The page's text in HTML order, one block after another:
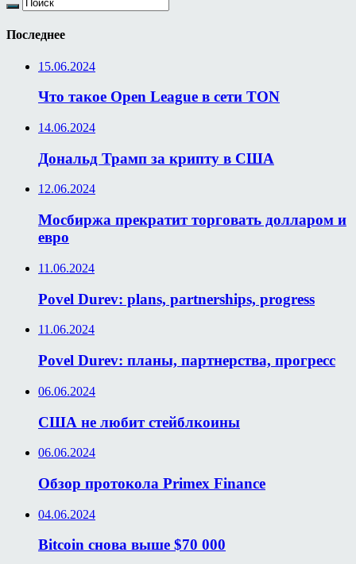
Последнее
15.06.2024
Что такое Open League в сети TON
14.06.2024
Дональд Трамп за крипту в США
12.06.2024
Мосбиржа прекратит торговать долларом и
евро
11.06.2024
Povel Durev: plans, partnerships, progress
11.06.2024
Povel Durev: планы, партнерства, прогресс
06.06.2024
США не любит стейблкоины
06.06.2024
Обзор протокола Primex Finance
04.06.2024
Bitcoin снова выше $70 000